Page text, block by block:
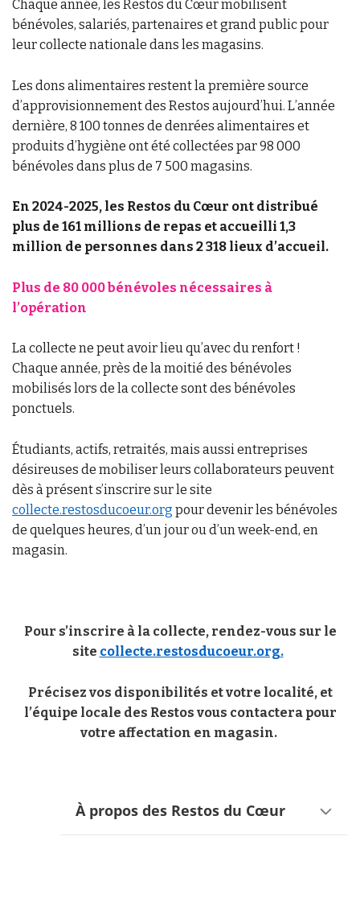
Chaque année, les Restos du Cœur mobilisent
bénévoles, salariés, partenaires et grand public pour
leur collecte nationale dans les magasins.
Les dons alimentaires restent la première source
d’approvisionnement des Restos aujourd’hui. L’année
dernière, 8 100 tonnes de denrées alimentaires et
produits d’hygiène ont été collectées par 98 000
bénévoles dans plus de 7 500 magasins.
En 2024-2025, les Restos du Cœur ont distribué
plus de 161 millions de repas et accueilli 1,3
million de personnes dans 2 318 lieux d’accueil.
Plus de 80 000 bénévoles nécessaires à
l’opération
La collecte ne peut avoir lieu qu’avec du renfort !
Chaque année, près de la moitié des bénévoles
mobilisés lors de la collecte sont des bénévoles
ponctuels.
Étudiants, actifs, retraités, mais aussi entreprises
désireuses de mobiliser leurs collaborateurs peuvent
dès à présent s’inscrire sur le site
collecte.restosducoeur.org pour devenir les bénévoles
de quelques heures, d’un jour ou d’un week-end, en
magasin.
Pour s’inscrire à la collecte, rendez-vous sur le
site collecte.restosducoeur.org.
Précisez vos disponibilités et votre localité, et
l’équipe locale des Restos vous contactera pour
votre affectation en magasin.
À propos des Restos du Cœur